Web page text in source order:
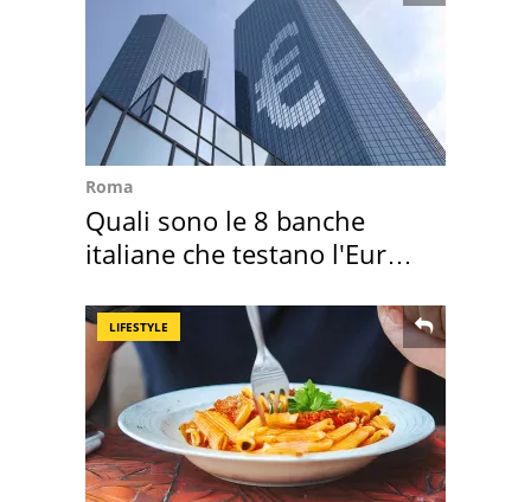
Roma
Quali sono le 8 banche
italiane che testano l'Euro
LIFESTYLE